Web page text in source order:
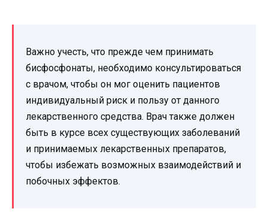
Важно учесть, что прежде чем принимать
бисфосфонаты, необходимо консультироваться
с врачом, чтобы он мог оценить пациентов
индивидуальный риск и пользу от данного
лекарственного средства. Врач также должен
быть в курсе всех существующих заболеваний
и принимаемых лекарственных препаратов,
чтобы избежать возможных взаимодействий и
побочных эффектов.